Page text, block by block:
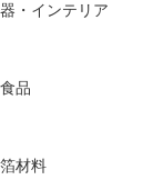
器・インテリア
食品
箔材料